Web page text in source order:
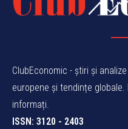
ClubEconomic - știri și
europene și tendințe
informați.
ISSN: 3120 - 2403